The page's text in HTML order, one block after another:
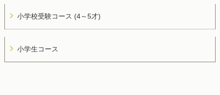
小学校受験コース (4～5才)
小学生コース